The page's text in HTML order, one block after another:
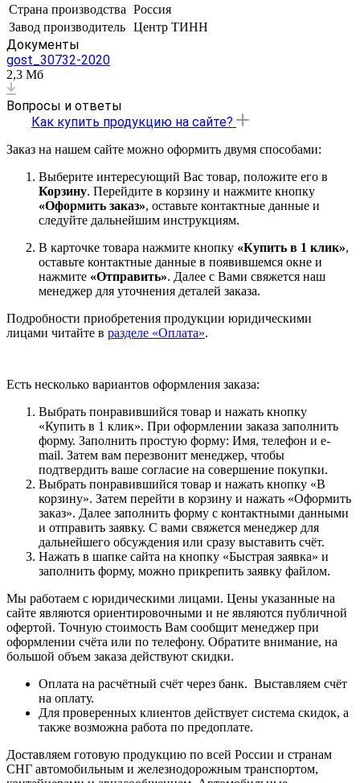
Страна производства Россия
Завод производитель Центр ТИНН
Документы
gost_30732-2020
2,3 Мб
Вопросы и ответы
Как купить продукцию на сайте?
Заказ на нашем сайте можно оформить двумя способами:
Выберите интересующий Вас товар, положите его в
Корзину. Перейдите в корзину и нажмите кнопку
«Оформить заказ», оставьте контактные данные и
следуйте дальнейшим инструкциям.
В карточке товара нажмите кнопку «Купить в 1 клик»,
оставьте контактные данные в появившемся окне и
нажмите «Отправить». Далее с Вами свяжется наш
менеджер для уточнения деталей заказа.
Подробности приобретения продукции юридическими
лицами читайте в разделе «Оплата».
Есть несколько вариантов оформления заказа:
Выбрать понравившийся товар и нажать кнопку
«Купить в 1 клик». При оформлении заказа заполнить
форму. Заполнить простую форму: Имя, телефон и e-
mail. Затем вам перезвонит менеджер, чтобы
подтвердить ваше согласие на совершение покупки.
Выбрать понравившийся товар и нажать кнопку «В
корзину». Затем перейти в корзину и нажать «Оформить
заказ». Далее заполнить форму с контактными данными
и отправить заявку. С вами свяжется менеджер для
дальнейшего обсуждения или сразу выставить счёт.
Нажать в шапке сайта на кнопку «Быстрая заявка» и
заполнить форму, можно прикрепить заявку файлом.
Мы работаем с юридическими лицами. Цены указанные на
сайте являются ориентировочными и не являются публичной
офертой. Точную стоимость Вам сообщит менеджер при
оформлении счёта или по телефону. Обратите внимание, на
большой объем заказа действуют скидки.
Оплата на расчётный счёт через банк. Выставляем счёт
на оплату.
Для проверенных клиентов действует система скидок, а
также возможна работа по предоплате.
Доставляем готовую продукцию по всей России и странам
СНГ автомобильным и железнодорожным транспортом,